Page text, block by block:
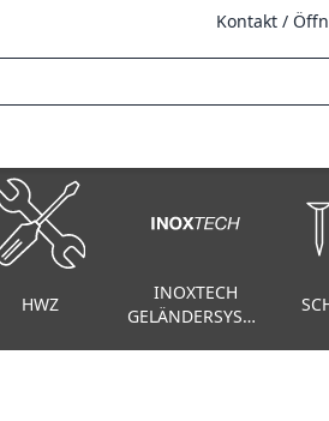
Kontakt /
HWZ
INOXTECH
GELÄNDERSYSTEM